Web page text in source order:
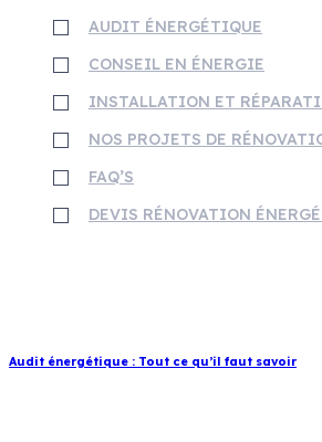
AUDIT ÉNERGÉTIQUE
CONSEIL EN ÉNERGIE
INSTALLATION ET
NOS PROJETS DE
FAQ’S
DEVIS RÉNOVATION
Audit énergétique : Tout ce qu’il faut savoir